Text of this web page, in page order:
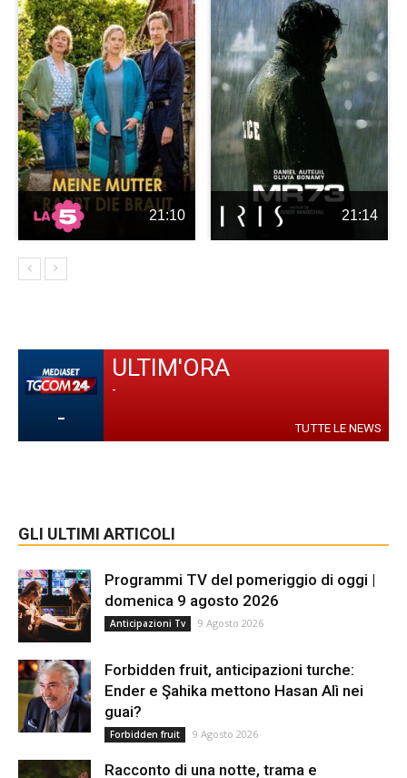
21:10 21:14
-
ULTIM'ORA
-
TUTTE LE NEWS
GLI ULTIMI ARTICOLI
Programmi TV del pomeriggio di oggi |
domenica 9 agosto 2026
Anticipazioni Tv 9 Agosto 2026
Forbidden fruit, anticipazioni turche:
Ender e Şahika mettono Hasan Alì nei
guai?
Forbidden fruit 9 Agosto 2026
Racconto di una notte, trama e